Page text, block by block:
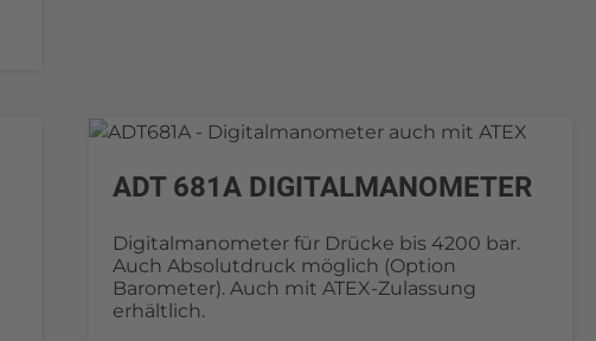
ADT 681A DIGITALMANOMETER
Digitalmanometer für Drücke bis 4200 bar.
Auch Absolutdruck möglich (Option
Barometer). Auch mit ATEX-Zulassung
erhältlich.